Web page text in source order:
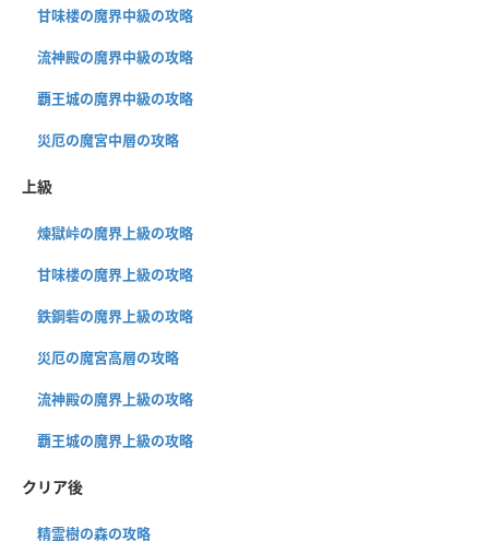
甘味楼の魔界中級の攻略
流神殿の魔界中級の攻略
覇王城の魔界中級の攻略
災厄の魔宮中層の攻略
上級
煉獄峠の魔界上級の攻略
甘味楼の魔界上級の攻略
鉄鋼砦の魔界上級の攻略
災厄の魔宮高層の攻略
流神殿の魔界上級の攻略
覇王城の魔界上級の攻略
クリア後
精霊樹の森の攻略